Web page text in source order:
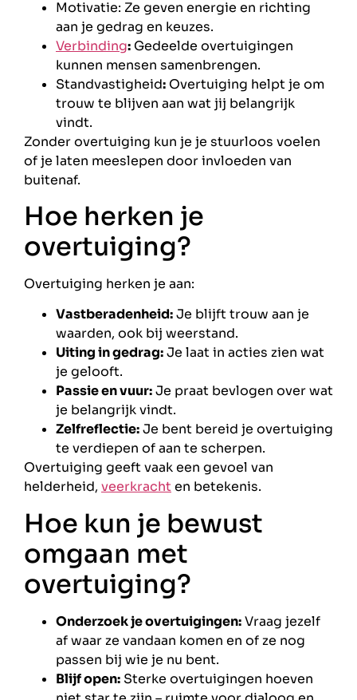
Motivatie: Ze geven energie en richting
aan je gedrag en keuzes.
Verbinding: Gedeelde overtuigingen
kunnen mensen samenbrengen.
Standvastigheid: Overtuiging helpt je om
trouw te blijven aan wat jij belangrijk
vindt.
Zonder overtuiging kun je je stuurloos voelen
of je laten meeslepen door invloeden van
buitenaf.
Hoe herken je
overtuiging?
Overtuiging herken je aan:
Vastberadenheid:Je blijft trouw aan je
waarden, ook bij weerstand.
Uiting in gedrag:Je laat in acties zien wat
je gelooft.
Passie en vuur:Je praat bevlogen over wat
je belangrijk vindt.
Zelfreflectie:Je bent bereid je overtuiging
te verdiepen of aan te scherpen.
Overtuiging geeft vaak een gevoel van
helderheid, veerkracht en betekenis.
Hoe kun je bewust
omgaan met
overtuiging?
Onderzoek je overtuigingen:Vraag jezelf
af waar ze vandaan komen en of ze nog
passen bij wie je nu bent.
Blijf open: Sterke overtuigingen hoeven